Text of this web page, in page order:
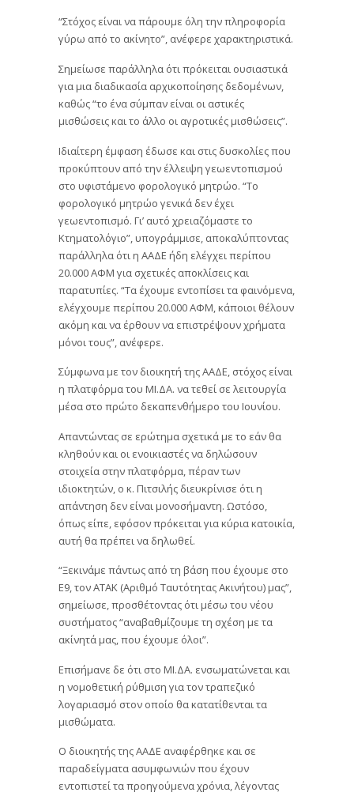
“Στόχος είναι να πάρουμε όλη την πληροφορία
γύρω από το ακίνητο”, ανέφερε χαρακτηριστικά.
Σημείωσε παράλληλα ότι πρόκειται ουσιαστικά
για μια διαδικασία αρχικοποίησης δεδομένων,
καθώς “το ένα σύμπαν είναι οι αστικές
μισθώσεις και το άλλο οι αγροτικές μισθώσεις”.
Ιδιαίτερη έμφαση έδωσε και στις δυσκολίες που
προκύπτουν από την έλλειψη γεωεντοπισμού
στο υφιστάμενο φορολογικό μητρώο. “Το
φορολογικό μητρώο γενικά δεν έχει
γεωεντοπισμό. Γι’ αυτό χρειαζόμαστε το
Κτηματολόγιο”, υπογράμμισε, αποκαλύπτοντας
παράλληλα ότι η ΑΑΔΕ ήδη ελέγχει περίπου
20.000 ΑΦΜ για σχετικές αποκλίσεις και
παρατυπίες. “Τα έχουμε εντοπίσει τα φαινόμενα,
ελέγχουμε περίπου 20.000 ΑΦΜ, κάποιοι θέλουν
ακόμη και να έρθουν να επιστρέψουν χρήματα
μόνοι τους”, ανέφερε.
Σύμφωνα με τον διοικητή της ΑΑΔΕ, στόχος είναι
η πλατφόρμα του ΜΙ.ΔΑ. να τεθεί σε λειτουργία
μέσα στο πρώτο δεκαπενθήμερο του Ιουνίου.
Απαντώντας σε ερώτημα σχετικά με το εάν θα
κληθούν και οι ενοικιαστές να δηλώσουν
στοιχεία στην πλατφόρμα, πέραν των
ιδιοκτητών, ο κ. Πιτσιλής διευκρίνισε ότι η
απάντηση δεν είναι μονοσήμαντη. Ωστόσο,
όπως είπε, εφόσον πρόκειται για κύρια κατοικία,
αυτή θα πρέπει να δηλωθεί.
“Ξεκινάμε πάντως από τη βάση που έχουμε στο
Ε9, τον ΑΤΑΚ (Αριθμό Ταυτότητας Ακινήτου) μας”,
σημείωσε, προσθέτοντας ότι μέσω του νέου
συστήματος “αναβαθμίζουμε τη σχέση με τα
ακίνητά μας, που έχουμε όλοι”.
Επισήμανε δε ότι στο ΜΙ.ΔΑ. ενσωματώνεται και
η νομοθετική ρύθμιση για τον τραπεζικό
λογαριασμό στον οποίο θα κατατίθενται τα
μισθώματα.
Ο διοικητής της ΑΑΔΕ αναφέρθηκε και σε
παραδείγματα ασυμφωνιών που έχουν
εντοπιστεί τα προηγούμενα χρόνια, λέγοντας